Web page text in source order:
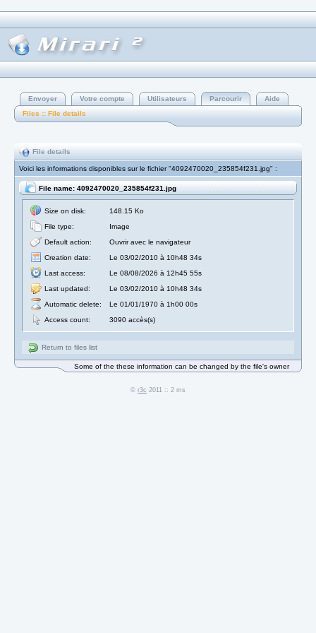
Envoyer Votre compte Utilisateurs Parcourir
Aide
Files :: File details
File details
Voici les informations disponibles sur le fichier "4092470020_235854f231.jpg" :
File name: 4092470020_235854f231.jpg
Size on disk:
148.15 Ko
File type:
Image
Default action:
Ouvrir avec le navigateur
Creation date:
Le 03/02/2010 à 10h48 34s
Last access:
Le 08/08/2026 à 12h45 55s
Last updated:
Le 03/02/2010 à 10h48 34s
Automatic delete:
Le 01/01/1970 à 1h00 00s
Access count:
3090 accès(s)
Return to files list
Some of the these information can be changed by the file's owner
© r3c 2011 :: 2 ms